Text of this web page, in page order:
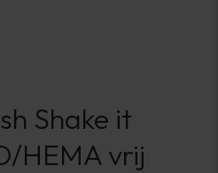
Account
Shake it
HEMA vrij